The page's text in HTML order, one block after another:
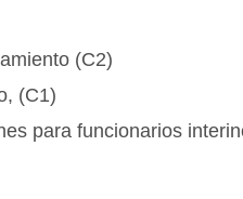
(C2)
(C1)
para funcionarios